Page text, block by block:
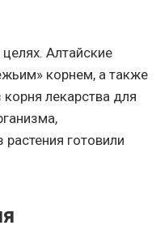
Алтайские
корнем, а также
лекарства для
готовили